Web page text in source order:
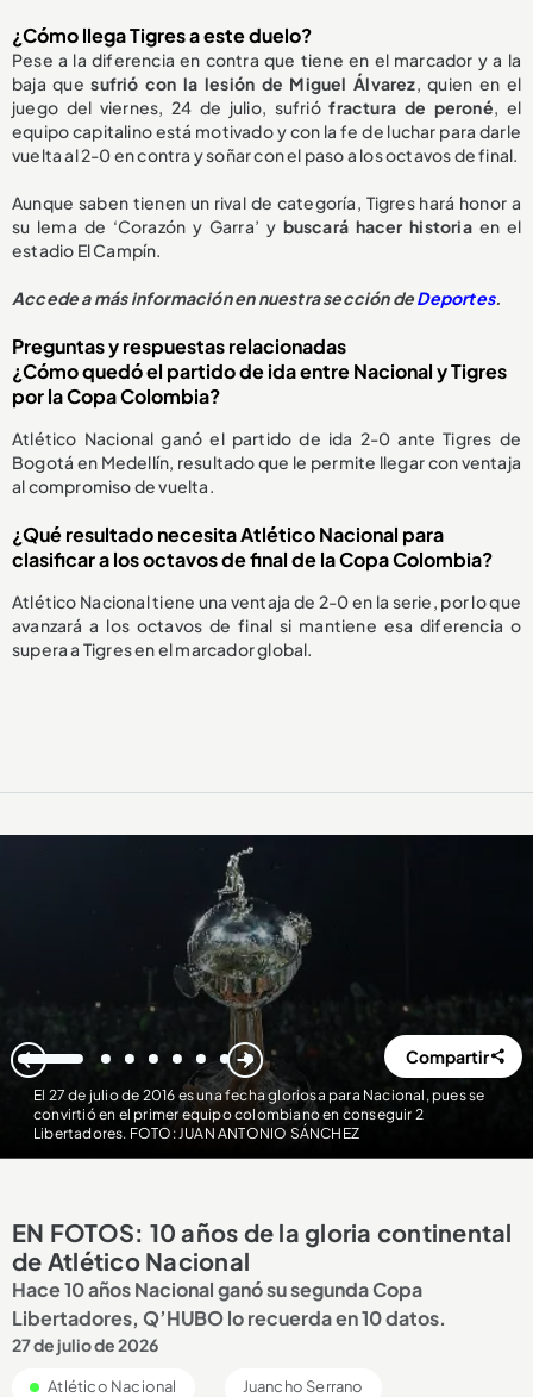
¿Cómo llega Tigres a este duelo?
Pese a la diferencia en contra que tiene en el marcador y a la
baja quesufrió con la lesión de Miguel Álvarez, quien en el
juego del viernes, 24 de julio, sufriófractura de peroné, el
equipo capitalino está motivado y con la fe de luchar para darle
vuelta al 2-0 en contra y soñar con el paso a los octavos de final.
Aunque saben tienen un rival de categoría, Tigres hará honor a
su lema de ‘Corazón y Garra’ y buscará hacer historiaen el
estadio El Campín.
Accede a más información en nuestra sección deDeportes.
Preguntas y respuestas relacionadas
¿Cómo quedó el partido de ida entre Nacional y Tigres
por la Copa Colombia?
Atlético Nacional ganó el partido de ida 2-0 ante Tigres de
Bogotá en Medellín, resultado que le permite llegar con ventaja
al compromiso de vuelta.
¿Qué resultado necesita Atlético Nacional para
clasificar a los octavos de final de la Copa Colombia?
Atlético Nacional tiene una ventaja de 2-0 en la serie, por lo que
avanzará a los octavos de final si mantiene esa diferencia o
supera a Tigres en el marcador global.
El 27 de julio de 2016 es una fecha gloriosa para Nacional, pues se
convirtió en el primer equipo colombiano en conseguir 2
Libertadores. FOTO: JUAN ANTONIO SÁNCHEZ
1 2 3 4 5 6 7 8 Compartir
EN FOTOS: 10 años de la gloria continental
de Atlético Nacional
Hace 10 años Nacional ganó su segunda Copa
Libertadores, Q’HUBO lo recuerda en 10 datos.
27 de julio de 2026
Atlético Nacional Juancho Serrano